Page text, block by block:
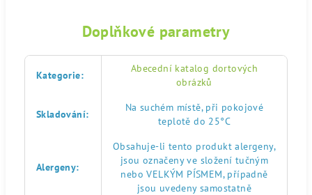
Doplňkové parametry
Kategorie:
Abecední katalog dortových
obrázků
Skladování:
Na suchém místě, při pokojové
teplotě do 25°C
Alergeny:
Obsahuje-li tento produkt alergeny,
jsou označeny ve složení tučným
nebo VELKÝM PÍSMEM, případně
jsou uvedeny samostatně